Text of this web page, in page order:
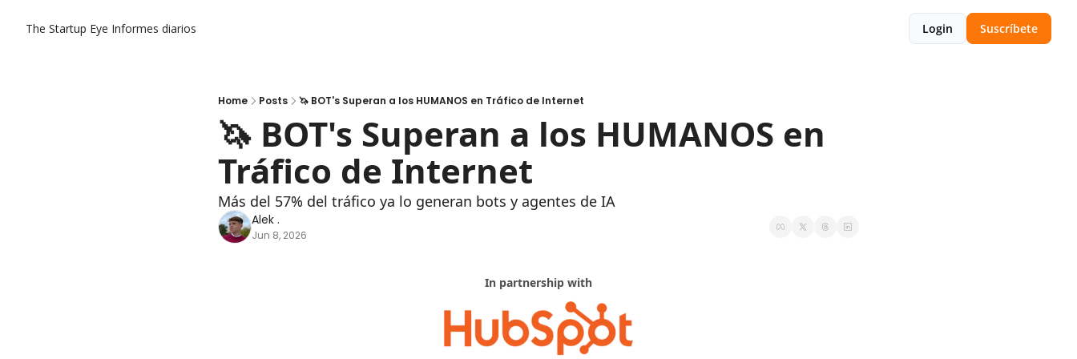
The Startup Eye Informes diarios Login Suscríbete
Home Posts 🦄 BOT's Superan a los HUMANOS en Tráfico de Internet
🦄 BOT's Superan a los HUMANOS en
Tráfico de Internet
Más del 57% del tráfico ya lo generan bots y agentes de IA
Alek .
Jun 8, 2026
In partnership with